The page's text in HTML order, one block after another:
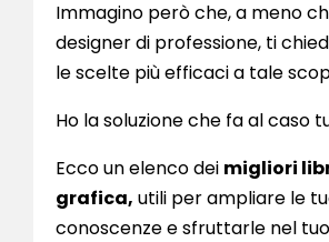
Immagino però che, a meno
designer di professione, ti
le scelte più efficaci a tale
Ho la soluzione che fa al caso
Ecco un elenco dei migliori
grafica, utili per ampliare le
conoscenze e sfruttarle nel